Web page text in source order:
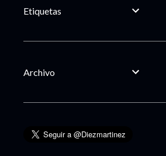
Etiquetas
Archivo